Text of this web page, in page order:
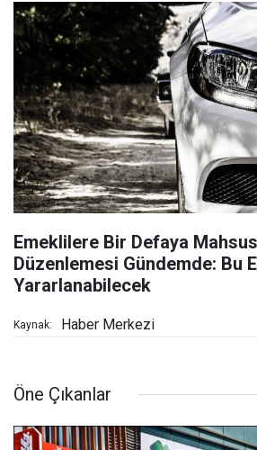
Emeklilere Bir Defaya
Düzenlemesi Gündemde: Bu
Yararlanabilecek
Kaynak: Haber Merkezi
Öne Çıkanlar